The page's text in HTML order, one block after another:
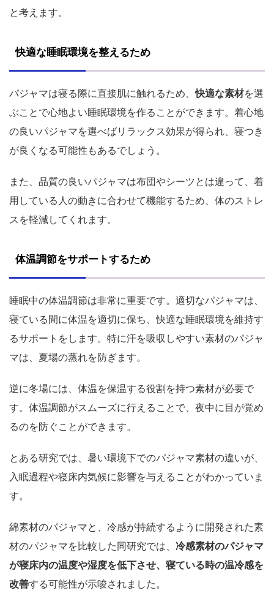
と考えます。
快適な睡眠環境を整えるため
パジャマは寝る際に直接肌に触れるため、快適な素材を選
ぶことで心地よい睡眠環境を作ることができます。着心地
の良いパジャマを選べばリラックス効果が得られ、寝つき
が良くなる可能性もあるでしょう。
また、品質の良いパジャマは布団やシーツとは違って、着
用している人の動きに合わせて機能するため、体のストレ
スを軽減してくれます。
体温調節をサポートするため
睡眠中の体温調節は非常に重要です。適切なパジャマは、
寝ている間に体温を適切に保ち、快適な睡眠環境を維持す
るサポートをします。特に汗を吸収しやすい素材のパジャ
マは、夏場の蒸れを防ぎます。
逆に冬場には、体温を保温する役割を持つ素材が必要で
す。体温調節がスムーズに行えることで、夜中に目が覚め
るのを防ぐことができます。
とある研究では、暑い環境下でのパジャマ素材の違いが、
入眠過程や寝床内気候に影響を与えることがわかっていま
す。
綿素材のパジャマと、冷感が持続するように開発された素
材のパジャマを比較した同研究では、 冷感素材のパジャマ
が寝床内の温度や湿度を低下させ、寝ている時の温冷感を
改善する可能性が示唆されました。